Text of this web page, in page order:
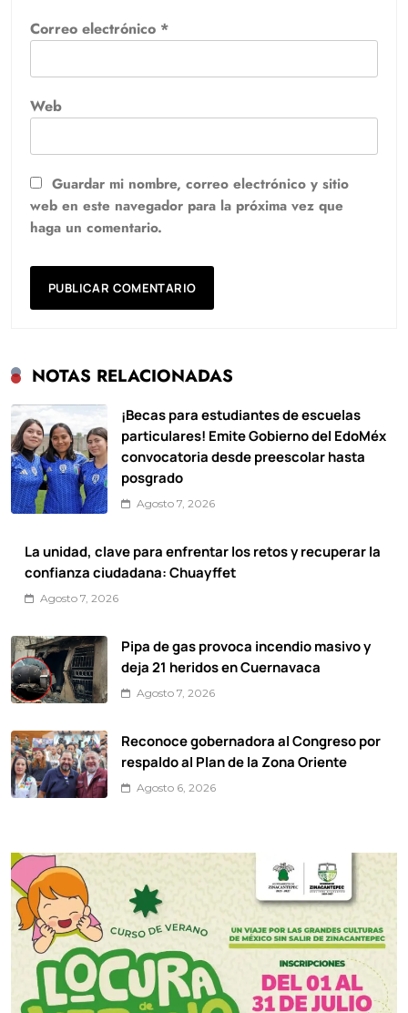
Correo electrónico *
Web
Guardar mi nombre, correo electrónico y sitio
web en este navegador para la próxima vez que
haga un comentario.
NOTAS RELACIONADAS
¡Becas para estudiantes de escuelas
particulares! Emite Gobierno del EdoMéx
convocatoria desde preescolar hasta
posgrado
Agosto 7, 2026
La unidad, clave para enfrentar los retos y recuperar la
confianza ciudadana: Chuayffet
Agosto 7, 2026
Pipa de gas provoca incendio masivo y
deja 21 heridos en Cuernavaca
Agosto 7, 2026
Reconoce gobernadora al Congreso por
respaldo al Plan de la Zona Oriente
Agosto 6, 2026